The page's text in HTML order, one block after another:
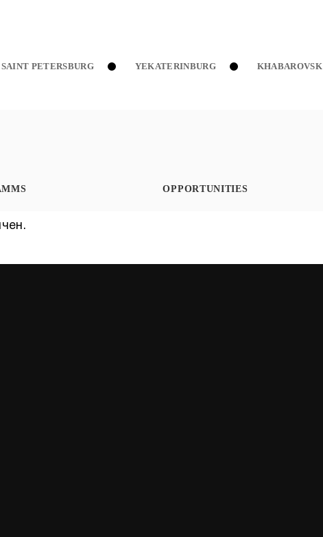
SAINT PETERSBURG YEKATERINBURG KHABAROVSK
OPPORTUNITIES